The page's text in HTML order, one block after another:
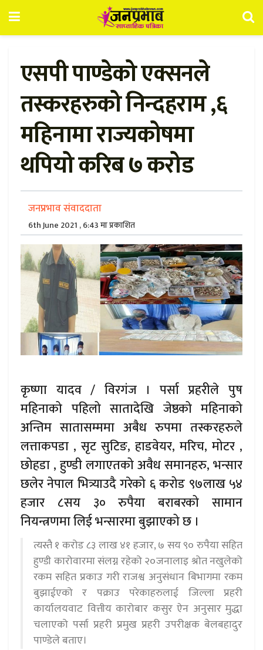
एसपी पाण्डेको एक्सनले
तस्करहरुको निन्दहराम ,६
महिनामा राज्यकोषमा
थपियो करिब ७ करोड
जनप्रभाव संवाददाता
6th June 2021 , 6:43 मा प्रकाशित
कृष्णा यादव / विरगंज । पर्सा प्रहरीले पुष
महिनाको पहिलो सातादेखि जेष्ठको महिनाको
अन्तिम सातासम्ममा अबैध रुपमा तस्करहरुले
लत्ताकपडा , सृट सुटिङ, हाडवेयर, मरिच, मोटर ,
छोहडा , हुण्डी लगाएतको अवैध समानहरु, भन्सार
छलेर नेपाल भित्र्याउदै गरेको ६ करोड ९७लाख ५४
हजार ८सय ३० रुपैया बराबरको सामान
नियन्त्रणमा लिई भन्सारमा बुझाएको छ ।
त्यस्तै १ करोड ८३ लाख ४१ हजार, ७ सय ९० रुपैया सहित
हुण्डी कारोवारमा संलग्न रहेको २०जनालाइ श्रोत नखुलेको
रकम सहित प्रकाउ गरी राजश्व अनुसंधान बिभागमा रकम
बुझाईएको र पक्राउ परेकाहरुलाई जिल्ला प्रहरी
कार्यालयवाट वित्तीय कारोबार कसुर ऐन अनुसार मुद्धा
चलाएको पर्सा प्रहरी प्रमुख प्रहरी उपरीक्षक बेलबहादुर
पाण्डेले बताए।